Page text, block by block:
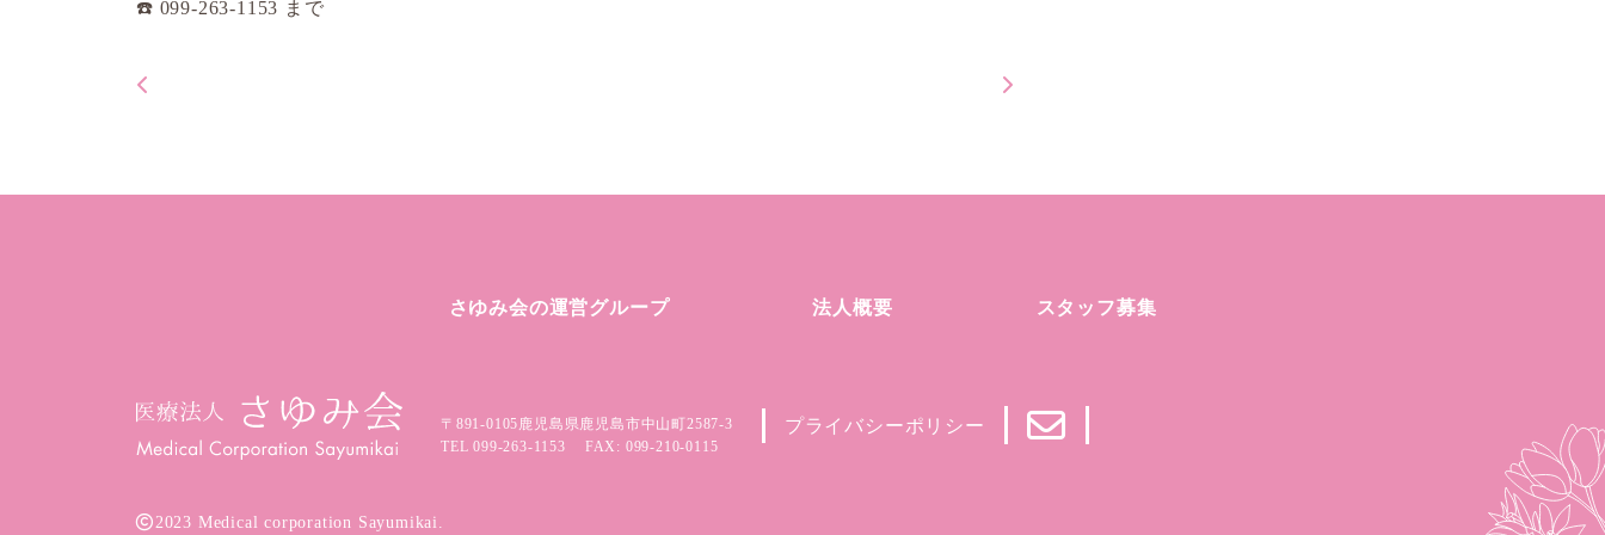
☎️ 099-263-1153 まで
さゆみ会の運営グループ 法人概要 スタッフ募集
〒891-0105鹿児島県鹿児島市中山町2587-3
TEL099-263-1153 FAX: 099-210-0115
プライバシーポリシー
2023 Medical corporation Sayumikai.